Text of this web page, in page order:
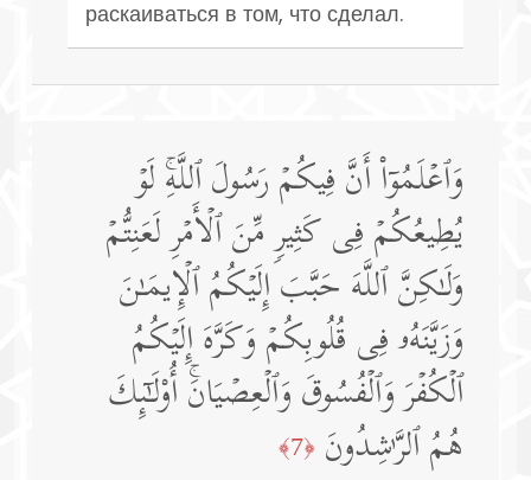
раскаиваться в том, что сделал.
وَٱعۡلَمُوۤا۟ أَنَّ فِیكُمۡ رَسُولَ ٱللَّهِۚ لَوۡ
یُطِیعُكُمۡ فِی كَثِیرࣲ مِّنَ ٱلۡأَمۡرِ لَعَنِتُّمۡ
وَلَـٰكِنَّ ٱللَّهَ حَبَّبَ إِلَیۡكُمُ ٱلۡإِیمَـٰنَ
وَزَیَّنَهُۥ فِی قُلُوبِكُمۡ وَكَرَّهَ إِلَیۡكُمُ
ٱلۡكُفۡرَ وَٱلۡفُسُوقَ وَٱلۡعِصۡیَانَۚ أُو۟لَـٰۤىِٕكَ
هُمُ ٱلرَّ ٰ⁠شِدُونَ ﴿7﴾